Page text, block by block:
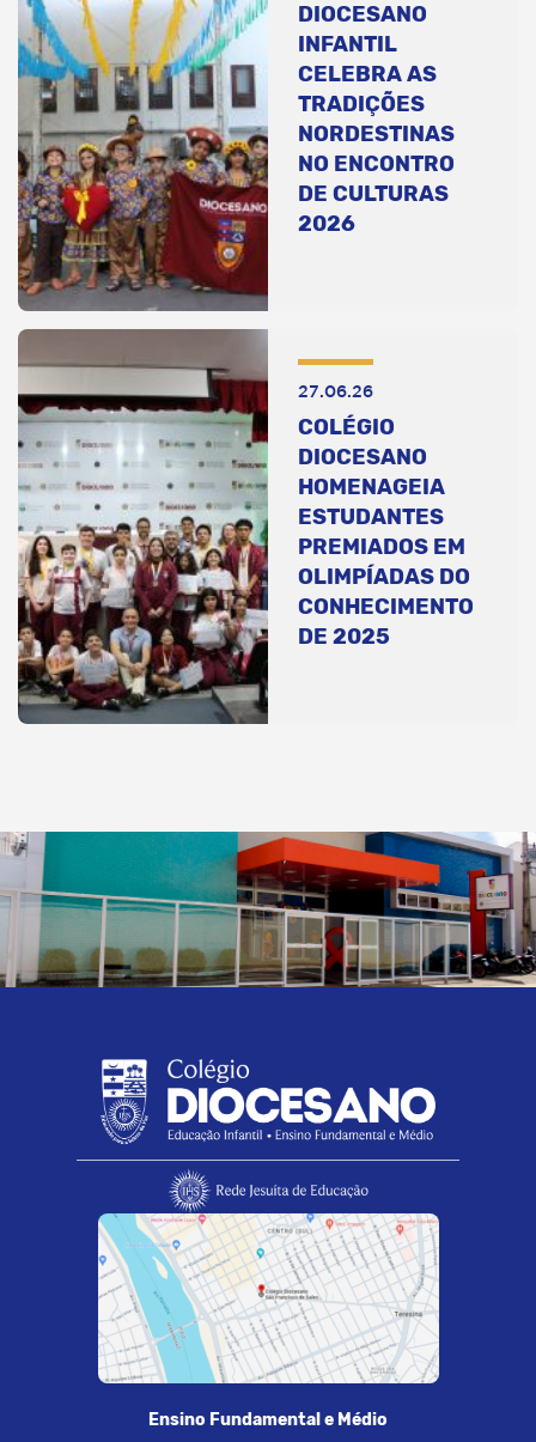
DIOCESANO
INFANTIL
CELEBRA AS
TRADIÇÕES
NORDESTINAS
NO ENCONTRO
DE CULTURAS
2026
27.06.26
COLÉGIO
DIOCESANO
HOMENAGEIA
ESTUDANTES
PREMIADOS EM
OLIMPÍADAS DO
CONHECIMENTO
DE 2025
Ensino Fundamental e Médio